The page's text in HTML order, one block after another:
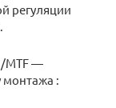
регуляции
МТF —
монтажа :